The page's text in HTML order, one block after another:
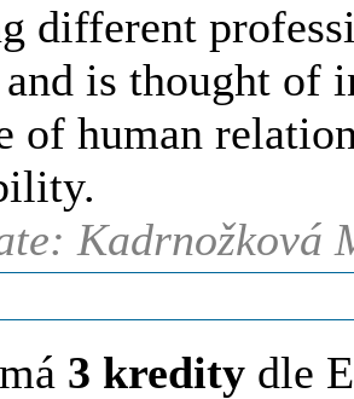
different
and is thought of
of human
Kadrnožková
3 kredity dle